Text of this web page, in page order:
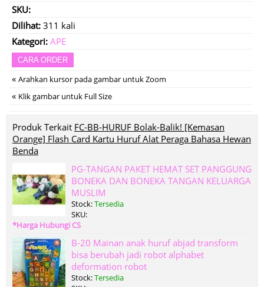
SKU:
Dilihat: 311 kali
Kategori: APE
CARA ORDER
« Arahkan kursor pada gambar untuk Zoom
« Klik gambar untuk Full Size
Produk Terkait FC-BB-HURUF Bolak-Balik! [Kemasan
Orange] Flash Card Kartu Huruf Alat Peraga Bahasa Hewan
Benda
PG-TANGAN PAKET HEMAT SET PANGGUNG
BONEKA DAN BONEKA TANGAN KELUARGA
MUSLIM
Stock:Tersedia
SKU:
*Harga Hubungi CS
B-20 Mainan anak huruf abjad transform
bisa berubah jadi robot alphabet
deformation robot
Stock:Tersedia